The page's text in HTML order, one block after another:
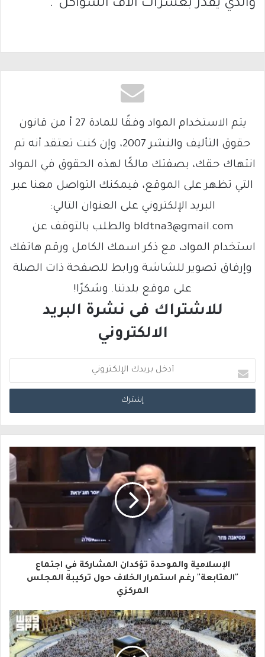
والذي يقدر بعشرات الاف الشواكل”.
يتم الاستخدام المواد وفقًا للمادة 27 أ من قانون
حقوق التأليف والنشر 2007، وإن كنت تعتقد أنه تم
انتهاك حقك، بصفتك مالكًا لهذه الحقوق في المواد
التي تظهر على الموقع، فيمكنك التواصل معنا عبر
البريد الإلكتروني على العنوان التالي:
bldtna3@gmail.com والطلب بالتوقف عن
استخدام المواد، مع ذكر اسمك الكامل ورقم هاتفك
وإرفاق تصوير للشاشة ورابط للصفحة ذات الصلة
على موقع بلدتنا. وشكرًا!
للاشتراك فى نشرة البريد
الالكتروني
د
خ
ب
ك
ا
ل
ك
الإسلامية والموحدة تؤكدان المشاركة في اجتماع
"المتابعة" رغم استمرار الخلاف حول تركيبة المجلس
المركزي